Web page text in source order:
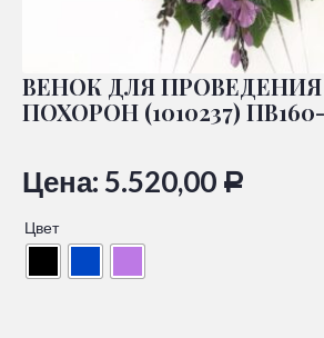
ВЕНОК ДЛЯ
ПОХОРОН (1010237)
Цена: 5.520,00 Р
Цвет